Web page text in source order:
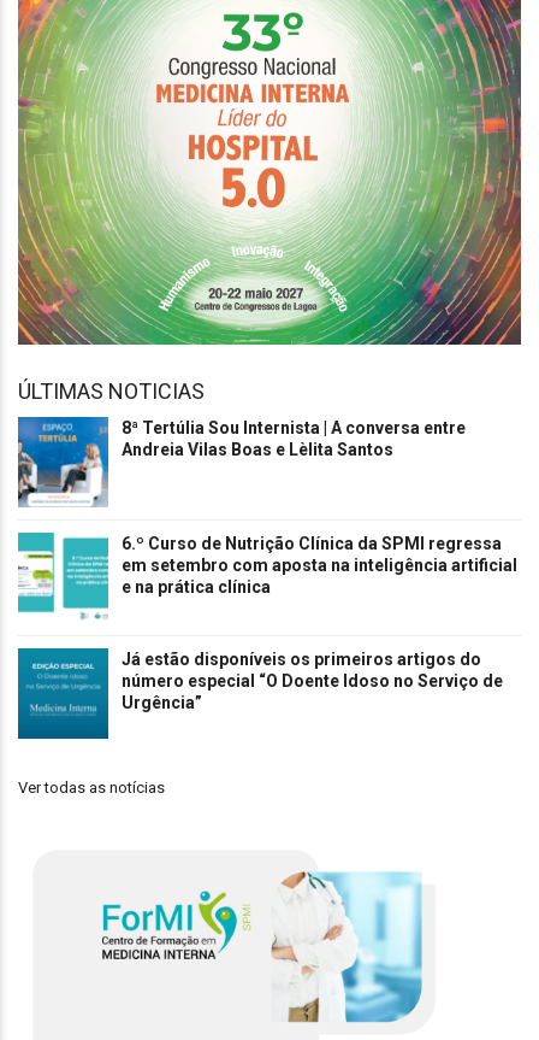
ÚLTIMAS NOTICIAS
8ª Tertúlia Sou Internista | A conversa entre
Andreia Vilas Boas e Lèlita Santos
6.º Curso de Nutrição Clínica da SPMI regressa
em setembro com aposta na inteligência artificial
e na prática clínica
Já estão disponíveis os primeiros artigos do
número especial “O Doente Idoso no Serviço de
Urgência”
Ver todas as notícias